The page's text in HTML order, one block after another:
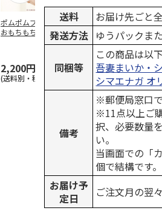
ポムポムプリン30th
おもちもちもちマス
2,200円
(送料別・税込)
ポムポムプリン30th
おもちもちもちクッ
ション
4,950円
(送料別・税込) (
送料
お届け先ごと
発送方法 ゆうパックま
同梱等
この商品は以
吾妻まいか・
シマエナガ オ
備考
※郵便局窓口
※11点以上ご
択、必要数量
い。
当画面での「
個で結構です。
お届け予
定日
ご注文月の翌